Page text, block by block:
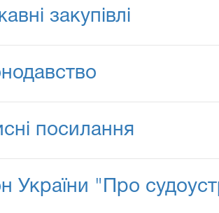
закупівлі
посилання
України "Про